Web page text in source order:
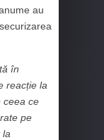
au
în
reacție la
ceea ce
pe
la